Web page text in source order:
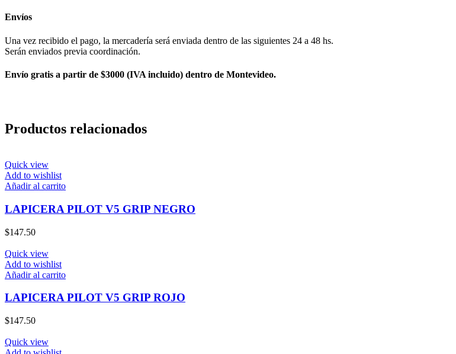
Envíos
Una vez recibido el pago, la mercadería será enviada dentro de las siguientes 24 a 48 hs.
Serán enviados previa coordinación.
Envío gratis a partir de $3000 (IVA incluido) dentro de Montevideo.
Productos relacionados
Quick view
Add to wishlist
Añadir al carrito
LAPICERA PILOT V5 GRIP NEGRO
$147.50
Quick view
Add to wishlist
Añadir al carrito
LAPICERA PILOT V5 GRIP ROJO
$147.50
Quick view